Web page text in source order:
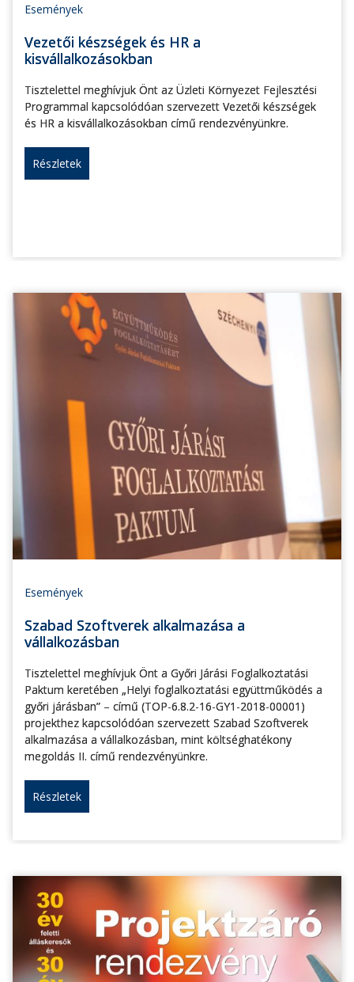
Események
Vezetői készségek és HR a
kisvállalkozásokban
Tisztelettel meghívjuk Önt az Üzleti Környezet Fejlesztési
Programmal kapcsolódóan szervezett Vezetői készségek
és HR a kisvállalkozásokban című rendezvényünkre.
Részletek
Események
Szabad Szoftverek alkalmazása a
vállalkozásban
Tisztelettel meghívjuk Önt a Győri Járási Foglalkoztatási
Paktum keretében „Helyi foglalkoztatási együttműködés a
győri járásban” – című (TOP-6.8.2-16-GY1-2018-00001)
projekthez kapcsolódóan szervezett Szabad Szoftverek
alkalmazása a vállalkozásban, mint költséghatékony
megoldás II. című rendezvényünkre.
Részletek